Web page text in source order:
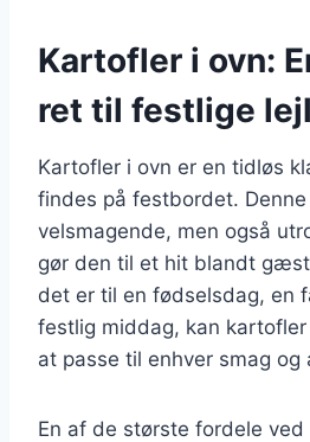
Kartofler i ovn:
ret til festlige
Kartofler i ovn er en tidløs
findes på festbordet.
velsmagende, men også
gør den til et hit blandt
det er til en fødselsdag, en
festlig middag, kan
at passe til enhver smag og
En af de største fordele